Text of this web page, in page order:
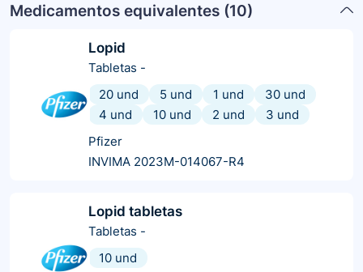
Medicamentos equivalentes (10)
Lopid
Tabletas -
20 und
5 und 1 und
30 und
4 und
10 und 2 und
3 und
Pfizer
INVIMA 2023M-014067-R4
Lopid tabletas
Tabletas -
10 und